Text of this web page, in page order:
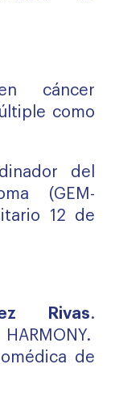
cáncer
como
del
(GEM-
12 de
Rivas.
de